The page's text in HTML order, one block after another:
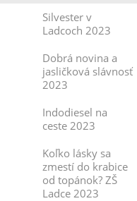
Silvester v
Ladcoch 2023
Dobrá novina a
jasličková slávnosť
2023
Indodiesel na
ceste 2023
Koľko lásky sa
zmestí do krabice
od topánok? ZŠ
Ladce 2023